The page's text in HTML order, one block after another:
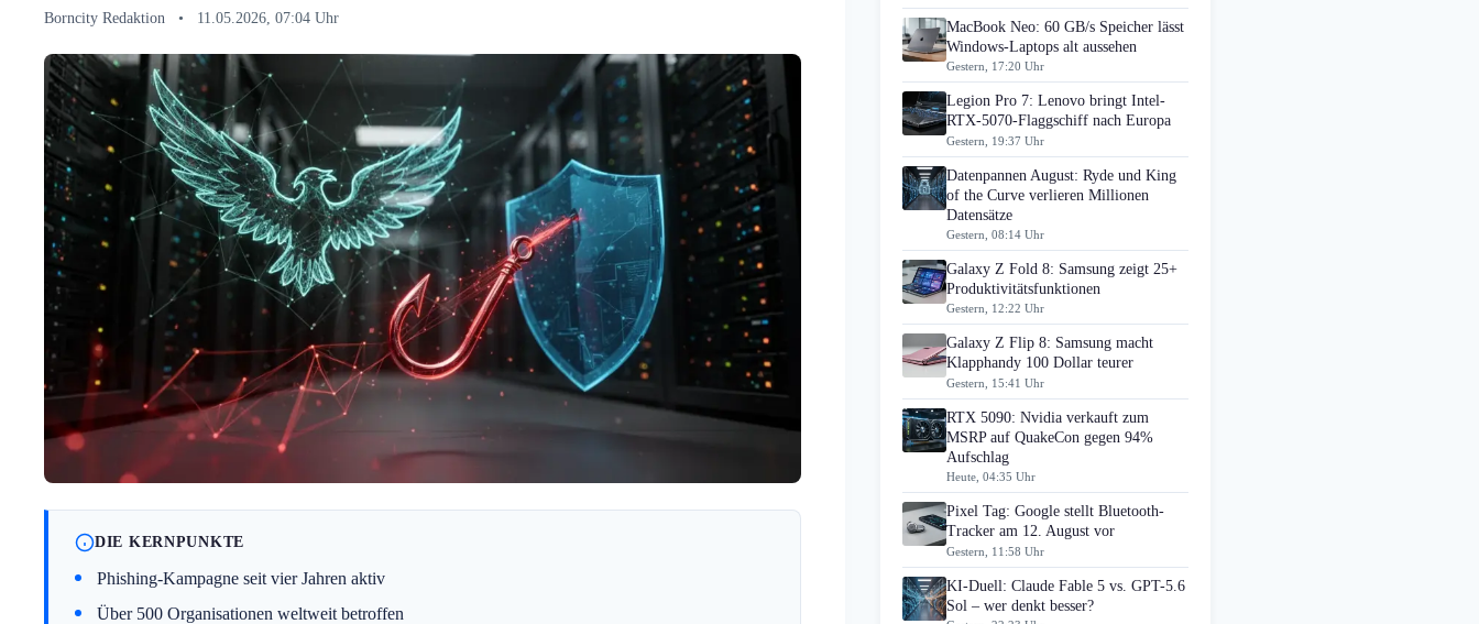
Borncity Redaktion • 11.05.2026, 07:04 Uhr
DIE KERNPUNKTE
Phishing-Kampagne seit vier Jahren aktiv
Über 500 Organisationen weltweit betroffen
MacBook Neo: 60 GB/s Speicher lässt
Windows-Laptops alt aussehen
Gestern, 17:20 Uhr
Legion Pro 7: Lenovo bringt Intel-
RTX-5070-Flaggschiff nach Europa
Gestern, 19:37 Uhr
Datenpannen August: Ryde und King
of the Curve verlieren Millionen
Datensätze
Gestern, 08:14 Uhr
Galaxy Z Fold 8: Samsung zeigt 25+
Produktivitätsfunktionen
Gestern, 12:22 Uhr
Galaxy Z Flip 8: Samsung macht
Klapphandy 100 Dollar teurer
Gestern, 15:41 Uhr
RTX 5090: Nvidia verkauft zum
MSRP auf QuakeCon gegen 94%
Aufschlag
Heute, 04:35 Uhr
Pixel Tag: Google stellt Bluetooth-
Tracker am 12. August vor
Gestern, 11:58 Uhr
KI-Duell: Claude Fable 5 vs. GPT-5.6
Sol – wer denkt besser?